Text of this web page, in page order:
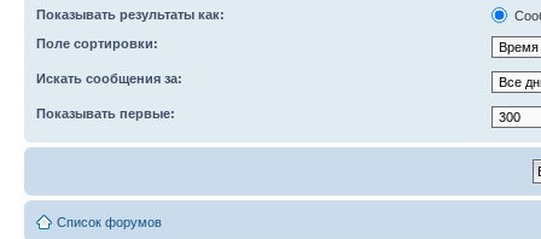
Показывать результаты как:
Поле сортировки:
Искать сообщения за:
Показывать первые:
Список форумов